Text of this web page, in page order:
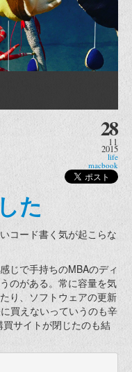
28
11
2015
life
macbook
た
コード書く気が起こらな
じで手持ちのMBAのディ
のがある。常に容量を気
り、ソフトウェアの更新
買えないっていうのも辛
サイトが閉じたのも結